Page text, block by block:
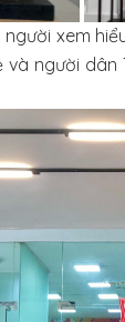
xem
người